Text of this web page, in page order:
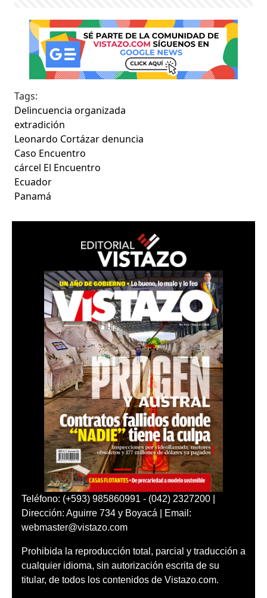
Tags:
Delincuencia organizada
extradición
Leonardo Cortázar denuncia
Caso Encuentro
cárcel El Encuentro
Ecuador
Panamá
Teléfono: (+593) 985860991 - (042) 2327200 |
Dirección: Aguirre 734 y Boyacá | Email:
webmaster@vistazo.com
Prohibida la reproducción total, parcial y traducción a
cualquier idioma, sin autorización escrita de su
titular, de todos los contenidos de Vistazo.com.